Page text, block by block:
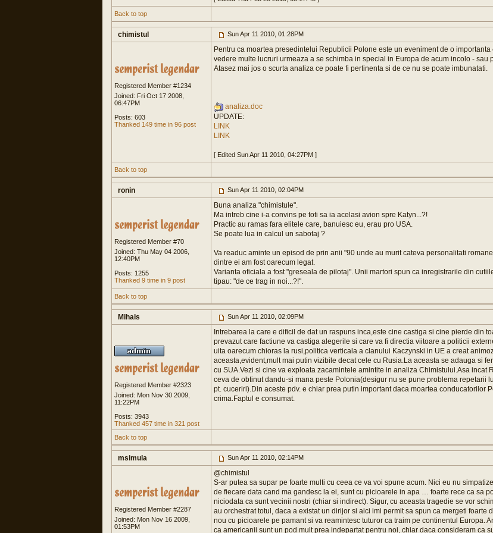
Back to top
chimistul Sun Apr 11 2010, 01:28PM
Registered Member #1234
Joined: Fri Oct 17 2008,
06:47PM
Posts: 603
Thanked 149 time in 96 post
Pentru ca moartea presedintelui Republicii Polone este un eveniment de o
vedere multe lucruri urmeaza a se schimba in special in Europa de acum incolo - sau
Atasez mai jos o scurta analiza ce poate fi pertinenta si de ce nu se poate imbunatati.
analiza.doc
UPDATE:
LINK
LINK
[ Edited Sun Apr 11 2010, 04:27PM ]
Back to top
ronin Sun Apr 11 2010, 02:04PM
Registered Member #70
Joined: Thu May 04 2006,
12:40PM
Posts: 1255
Thanked 9 time in 9 post
Buna analiza "chimistule".
Ma intreb cine i-a convins pe toti sa ia acelasi avion spre Katyn...?!
Practic au ramas fara elitele care, banuiesc eu, erau pro USA.
Se poate lua in calcul un sabotaj ?
Va readuc aminte un episod de prin anii "90 unde au murit cateva personalitati
dintre ei am fost oarecum legat.
Varianta oficiala a fost "greseala de pilotaj". Unii martori spun ca inregistrarile din
tipau: "de ce trag in noi...?!".
Back to top
Mihais Sun Apr 11 2010, 02:09PM
Registered Member #2323
Joined: Mon Nov 30 2009,
11:22PM
Posts: 3943
Thanked 457 time in 321 post
Intrebarea la care e dificil de dat un raspuns inca,este cine castiga si cine pierde din
prevazut care factiune va castiga alegerile si care va fi directia viitoare a politicii
uita oarecum chioras la rusi,politica verticala a clanului Kaczynski in UE a creat
aceasta,evident,mult mai putin vizibile decat cele cu Rusia.La aceasta se adauga si
cu SUA.Vezi si cine va exploata zacamintele amintite in analiza Chimistului.Asa incat
ceva de obtinut dandu-si mana peste Polonia(desigur nu se pune problema repetarii
pt. cuceriri).Din aceste pdv. e chiar prea putin important daca moartea conducatorilor
crima.Faptul e consumat.
Back to top
msimula Sun Apr 11 2010, 02:14PM
Registered Member #2287
Joined: Mon Nov 16 2009,
01:53PM
@chimistul
S-ar putea sa supar pe foarte multi cu ceea ce va voi spune acum. Nici eu nu
de fiecare data cand ma gandesc la ei, sunt cu picioarele in apa … foarte rece ca sa
niciodata ca sunt vecinii nostri (chiar si indirect). Sigur, cu aceasta tragedie se vor
au orchestrat totul, daca a existat un dirijor si aici imi permit sa spun ca mergeti foarte
nou cu picioarele pe pamant si va reamintesc tuturor ca traim pe continentul Europa.
ca americanii sunt un pod mult prea indepartat pentru noi, chiar daca consideram ca